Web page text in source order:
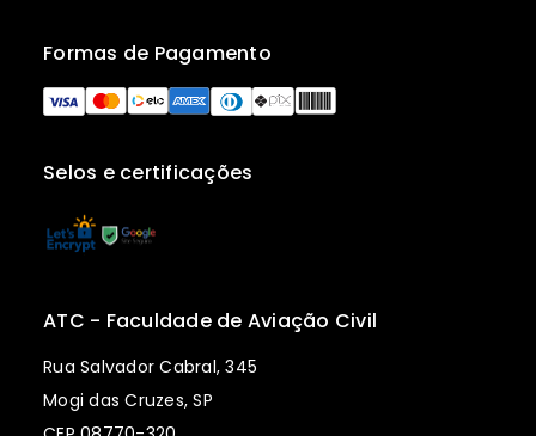
Selos e certificações
Formas de Pagamento
ATC - Faculdade de Aviação Civil
Rua Salvador Cabral, 345
Mogi das Cruzes, SP